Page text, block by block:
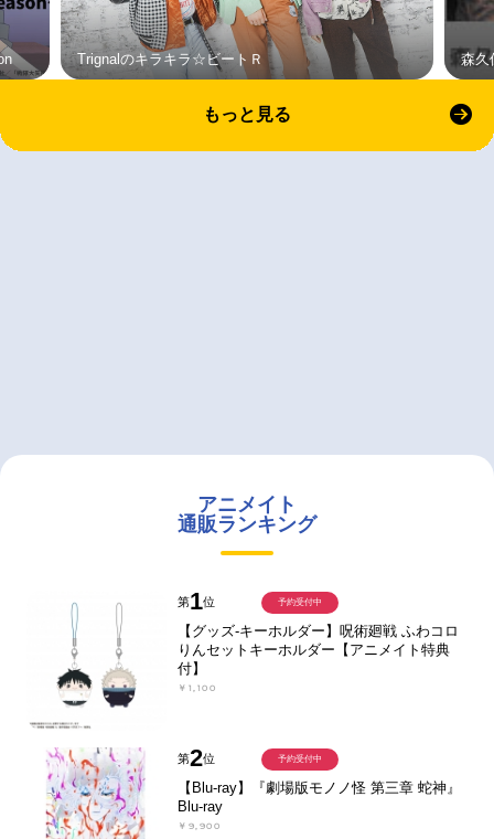
Trignalのキラキラ☆ビートＲ 森久
もっと見る
アニメイト
通販ランキング
第1位
【グッズ-キーホルダー】呪術廻戦 ふわコロ
りんセットキーホルダー【アニメイト特典
付】
￥1,100
予約受付中
第2位
【Blu-ray】『劇場版モノノ怪 第三章 蛇神』
Blu-ray
￥9,900
予約受付中